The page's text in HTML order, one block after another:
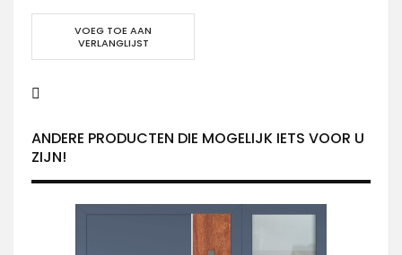
VOEG TOE AAN
VERLANGLIJST
ANDERE PRODUCTEN DIE MOGELIJK IETS VOOR U
ZIJN!